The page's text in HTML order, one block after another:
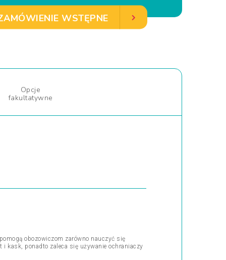
WSTĘPNE
Opcje
fakultatywne
obozowiczom zarówno nauczyć się
kask, ponadto zaleca się używanie ochraniaczy